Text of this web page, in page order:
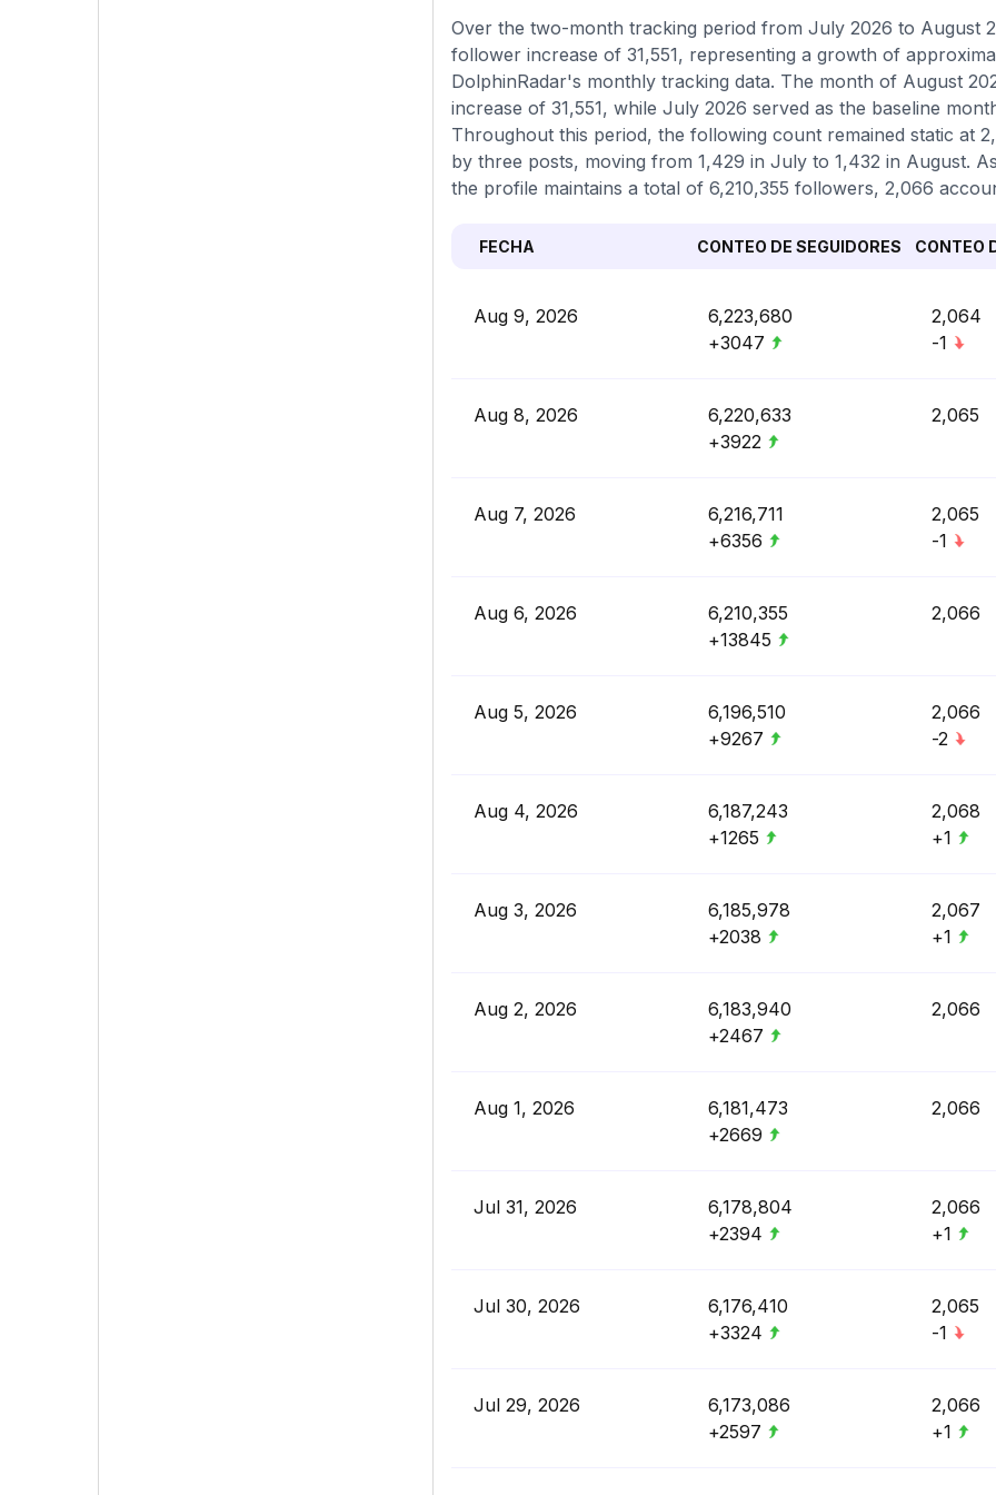
Over the two-month tracking period from July 2026 to August
follower increase of 31,551, representing a growth of
DolphinRadar's monthly tracking data. The month of August
increase of 31,551, while July 2026 served as the baseline
Throughout this period, the following count remained static at
by three posts, moving from 1,429 in July to 1,432 in August.
the profile maintains a total of 6,210,355 followers, 2,066
FECHA CONTEO DE SEGUIDORES CONTEO
Aug 9, 2026
6,223,680
+3047
2,064
-1
Aug 8, 2026
6,220,633
+3922
2,065
Aug 7, 2026
6,216,711
+6356
2,065
-1
Aug 6, 2026
6,210,355
+13845
2,066
Aug 5, 2026
6,196,510
+9267
2,066
-2
Aug 4, 2026
6,187,243
+1265
2,068
+1
Aug 3, 2026
6,185,978
+2038
2,067
+1
Aug 2, 2026
6,183,940
+2467
2,066
Aug 1, 2026
6,181,473
+2669
2,066
Jul 31, 2026
6,178,804
+2394
2,066
+1
Jul 30, 2026
6,176,410
+3324
2,065
-1
Jul 29, 2026
6,173,086
+2597
2,066
+1